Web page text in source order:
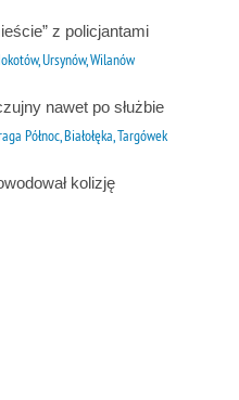
z policjantami
Ursynów, Wilanów
nawet po służbie
Północ, Białołęka, Targówek
kolizję